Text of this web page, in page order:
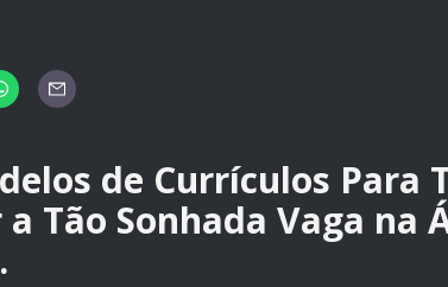
de Currículos Para
Tão Sonhada Vaga na